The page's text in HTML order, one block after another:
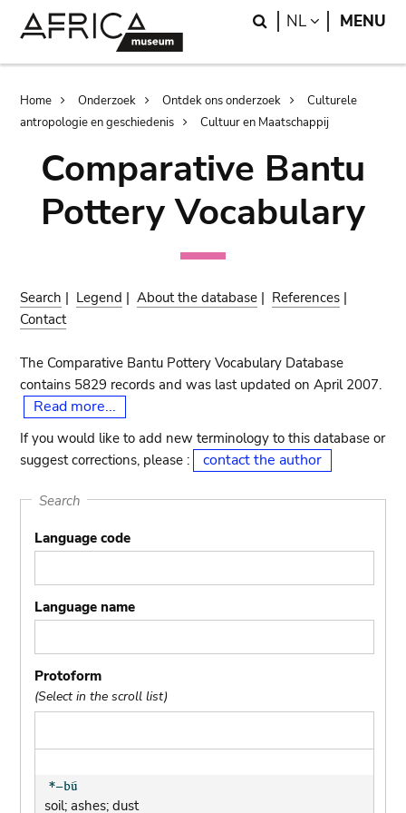
Search
NL LANGUAGE
MENU
Breadcrumb
Home Onderzoek Ontdek ons onderzoek
Culturele
antropologie en geschiedenis
Cultuur en Maatschappij
Comparative Bantu
Pottery Vocabulary
Search | Legend |About the database | References |
Contact
The Comparative Bantu Pottery Vocabulary Database
contains 5829 records and was last updated on April 2007.
Read more...
If you would like to add new terminology to this database or
suggest corrections, please :
contact the author
Search
Language code
Language name
Protoform
(Select in the scroll list)
soil; ashes; dust